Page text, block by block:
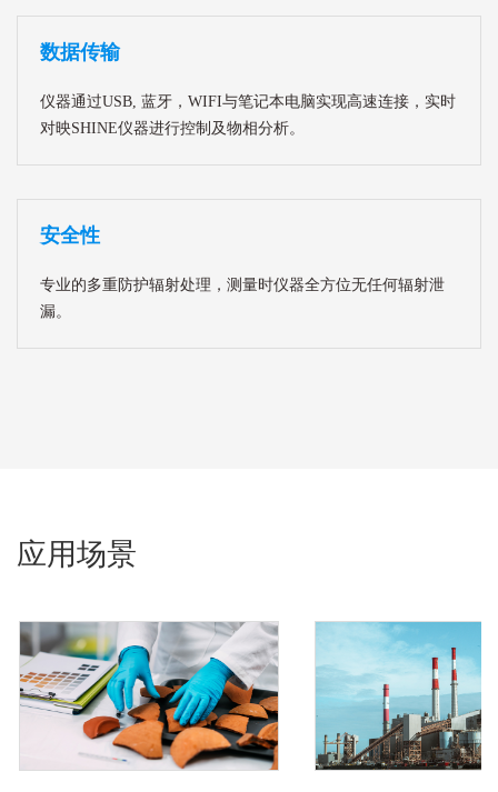
数据传输
仪器通过USB, 蓝牙，WIFI与笔记本电脑实现高速连接，实时
对映SHINE仪器进行控制及物相分析。
安全性
专业的多重防护辐射处理，测量时仪器全方位无任何辐射泄
漏。
应用场景